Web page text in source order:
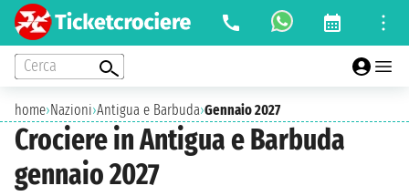
Cerca
home›Nazioni›Antigua e Barbuda›Gennaio 2027
Crociere in Antigua e Barbuda
gennaio 2027